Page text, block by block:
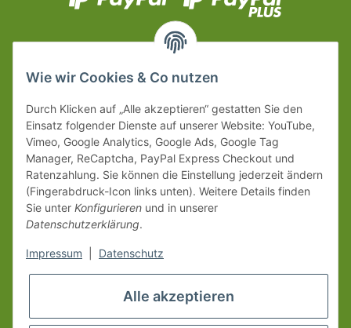
Wie wir Cookies & Co nutzen
Durch Klicken auf „Alle akzeptieren“ gestatten Sie den
Einsatz folgender Dienste auf unserer Website: YouTube,
Vimeo, Google Analytics, Google Ads, Google Tag
Manager, ReCaptcha, PayPal Express Checkout und
Ratenzahlung. Sie können die Einstellung jederzeit ändern
(Fingerabdruck-Icon links unten). Weitere Details finden
Sie unter Konfigurieren und in unserer
Datenschutzerklärung.
Impressum Datenschutz
Alle akzeptieren